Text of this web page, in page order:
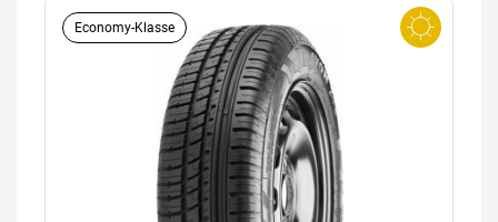
Economy-Klasse